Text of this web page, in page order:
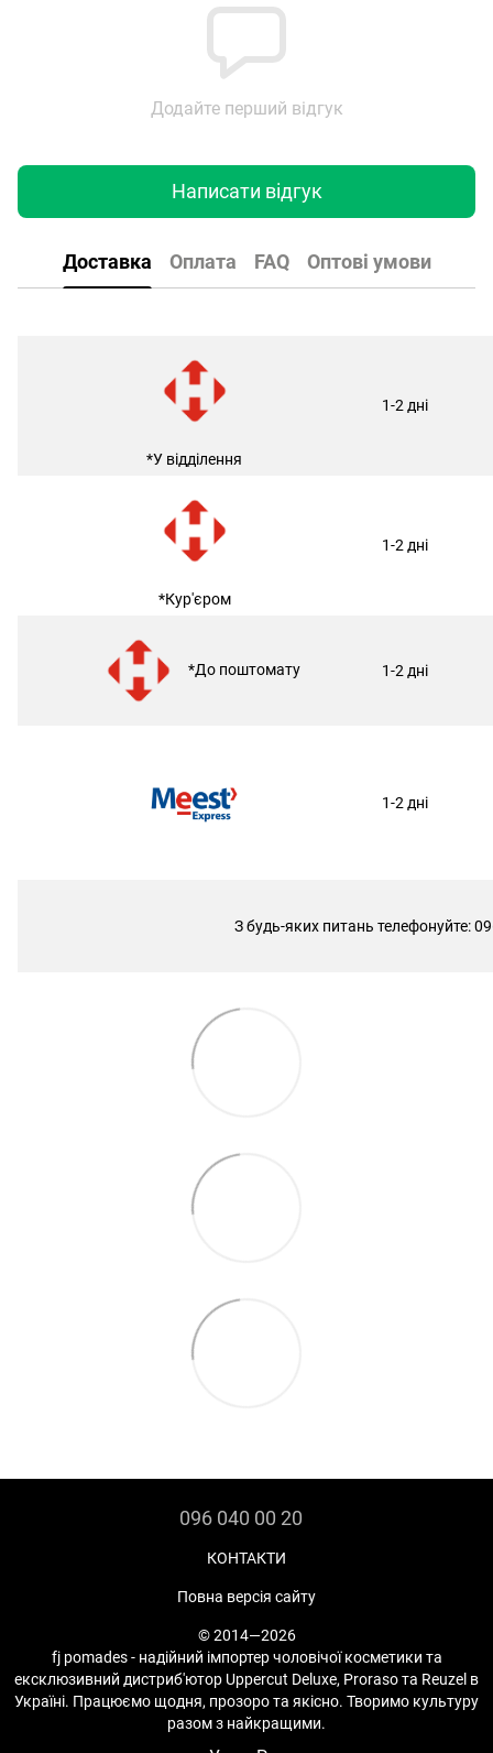
Додайте перший відгук
Написати відгук
Доставка Оплата FAQ Оптові умови
*У відділення
1-2 дні
*Кур'єром
1-2 дні
*До поштомату 1-2 дні
1-2 дні
З будь-яких питань телефонуйте:
096 040 00 20
КОНТАКТИ
Повна версія сайту
© 2014—2026
fj pomades - надійний імпортер чоловічої косметики та
ексклюзивний дистриб'ютор Uppercut Deluxe, Proraso та Reuzel в
Україні. Працюємо щодня, прозоро та якісно. Творимо культуру
разом з найкращими.